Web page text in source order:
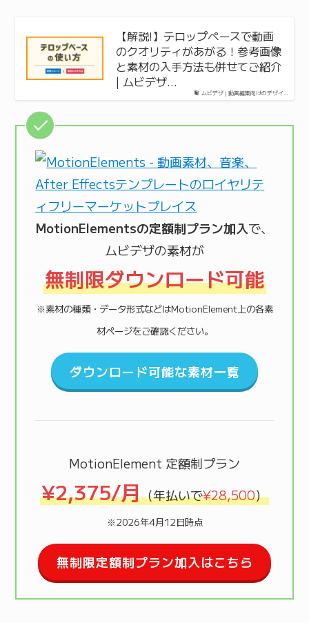
ムビデザ | 動画編集向けのデザイ…
【解説!】テロップペースで動画
のクオリティがあがる！参考画像
と素材の入手方法も併せてご紹介
| ムビデザ…
MotionElementsの定額制プラン加入で、
ムビデザの素材が
無制限ダウンロード可能
※素材の種類・データ形式などはMotionElement上の各素
材ページをご確認ください。
ダウンロード可能な素材一覧
MotionElement 定額制プラン
¥2,375/月（年払いで¥28,500）
※2026年4月12日時点
無制限定額制プラン加入はこちら